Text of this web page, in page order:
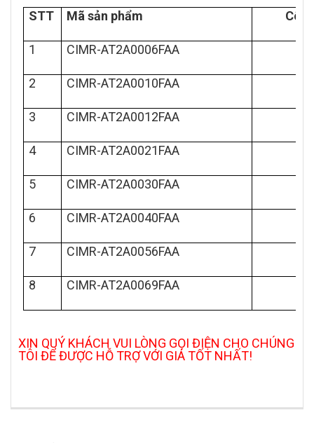
STT Mã sản phẩm
1 CIMR-AT2A0006FAA
2 CIMR-AT2A0010FAA
3 CIMR-AT2A0012FAA
4 CIMR-AT2A0021FAA
5 CIMR-AT2A0030FAA
6 CIMR-AT2A0040FAA
7 CIMR-AT2A0056FAA
8 CIMR-AT2A0069FAA
XIN QUÝ KHÁCH VUI LÒNG GỌI ĐIỆN CHO CHÚNG
TÔI ĐỂ ĐƯỢC HỖ TRỢ VỚI GIÁ TỐT NHẤT!